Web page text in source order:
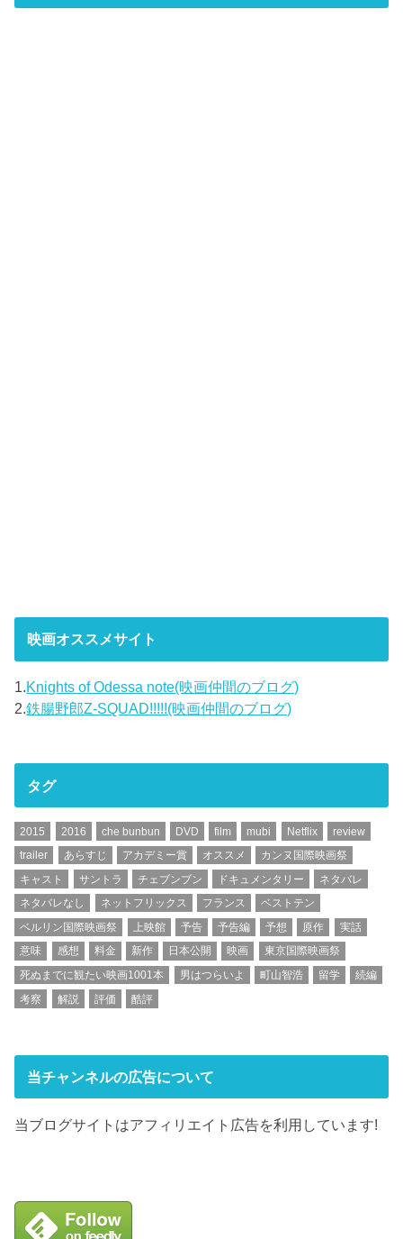
映画オススメサイト
1.Knights of Odessa note(映画仲間のブログ)
2.鉄腸野郎Z-SQUAD!!!!!(映画仲間のブログ)
タグ
2015 2016 che bunbun DVD film mubi Netflix
review
trailer
あらすじ アカデミー賞 オススメ
カンヌ国際映画祭
キャスト
サントラ チェブンブン ドキュメンタリー
ネタバレ
ネタバレなし
ネットフリックス フランス
ベストテン
ベルリン国際映画祭
上映館 予告 予告編 予想 原作
実話
意味
感想 料金 新作 日本公開 映画
東京国際映画祭
死ぬまでに観たい映画1001本
男はつらいよ 町山智浩 留学
続編
考察
解説 評価 酷評
当チャンネルの広告について
当ブログサイトはアフィリエイト広告を利用しています!